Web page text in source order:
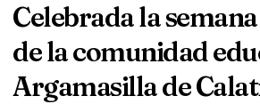
Celebrada la
de la comunidad
Argamasilla de